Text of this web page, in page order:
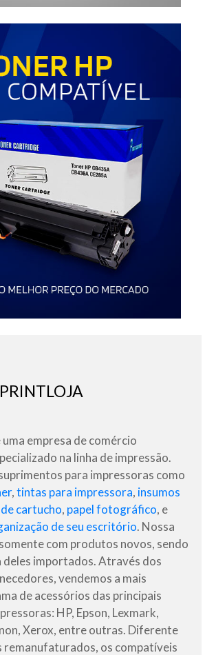
empresa de comércio
na linha de impressão.
para impressoras como
,tintas para impressora, insumos
cartucho, papel fotográfico, e
de seu escritório. Nossa
com produtos novos, sendo
deles importados. Através dos
vendemos a mais
de acessórios das principais
HP, Epson, Lexmark,
Xerox, entre outras. Diferente
remanufaturados, os compatíveis